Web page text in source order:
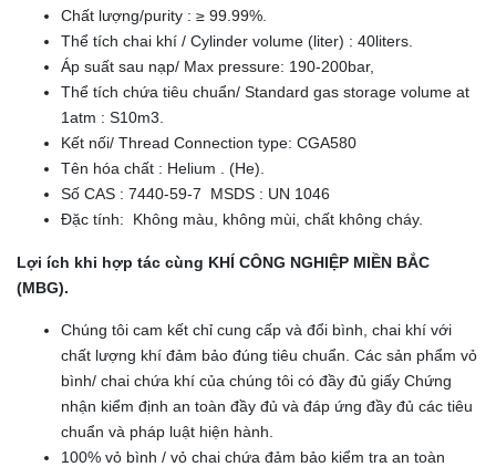
Chất lượng/purity : ≥ 99.99%.
Thể tích chai khí / Cylinder volume (liter) : 40liters.
Áp suất sau nạp/ Max pressure: 190-200bar,
Thể tích chứa tiêu chuẩn/ Standard gas storage volume at
1atm : S10m3.
Kết nối/ Thread Connection type: CGA580
Tên hóa chất : Helium . (He).
Số CAS : 7440-59-7 MSDS : UN 1046
Đặc tính: Không màu, không mùi, chất không cháy.
Lợi ích khi hợp tác cùng KHÍ CÔNG NGHIỆP MIỀN BẮC
(MBG).
Chúng tôi cam kết chỉ cung cấp và đổi bình, chai khí với
chất lượng khí đảm bảo đúng tiêu chuẩn. Các sản phẩm vỏ
bình/ chai chứa khí của chúng tôi có đầy đủ giấy Chứng
nhận kiểm định an toàn đầy đủ và đáp ứng đầy đủ các tiêu
chuẩn và pháp luật hiện hành.
100% vỏ bình / vỏ chai chứa đảm bảo kiểm tra an toàn